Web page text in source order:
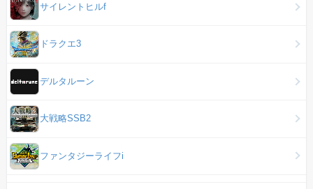
サイレントヒルf
ドラクエ3
デルタルーン
大戦略SSB2
ファンタジーライフi